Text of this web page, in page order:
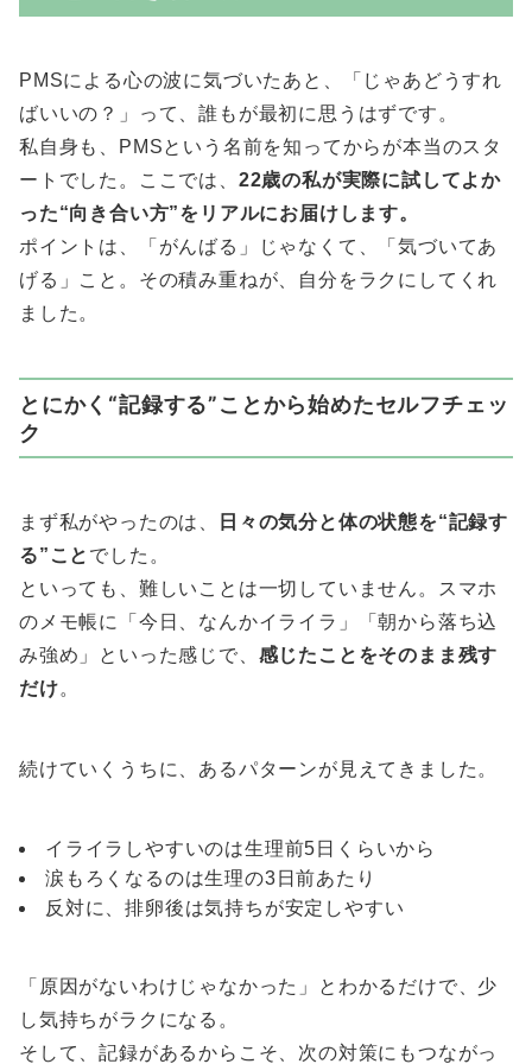
PMSによる心の波に気づいたあと、「じゃあどうすれ
ばいいの？」って、誰もが最初に思うはずです。
私自身も、PMSという名前を知ってからが本当のスタ
ートでした。ここでは、 22歳の私が実際に試してよか
った“向き合い方”をリアルにお届けします。
ポイントは、「がんばる」じゃなくて、「気づいてあ
げる」こと。その積み重ねが、自分をラクにしてくれ
ました。
とにかく“記録する”ことから始めたセルフチェッ
ク
まず私がやったのは、
日々の気分と体の状態を“記録す
る”こと でした。
といっても、難しいことは一切していません。スマホ
のメモ帳に「今日、なんかイライラ」「朝から落ち込
み強め」といった感じで、 感じたことをそのまま残す
だけ。
続けていくうちに、あるパターンが見えてきました。
イライラしやすいのは生理前5日くらいから
涙もろくなるのは生理の3日前あたり
反対に、排卵後は気持ちが安定しやすい
「原因がないわけじゃなかった」とわかるだけで、少
し気持ちがラクになる。
そして、記録があるからこそ、次の対策にもつながっ